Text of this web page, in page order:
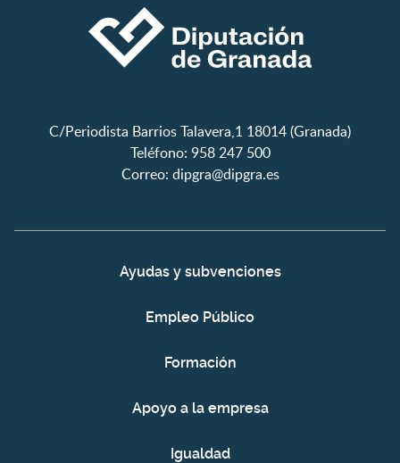
C/Periodista Barrios Talavera,1 18014 (Granada)
Teléfono: 958 247 500
Correo: dipgra@dipgra.es
Ayudas y subvenciones
Empleo Público
Formación
Apoyo a la empresa
Igualdad